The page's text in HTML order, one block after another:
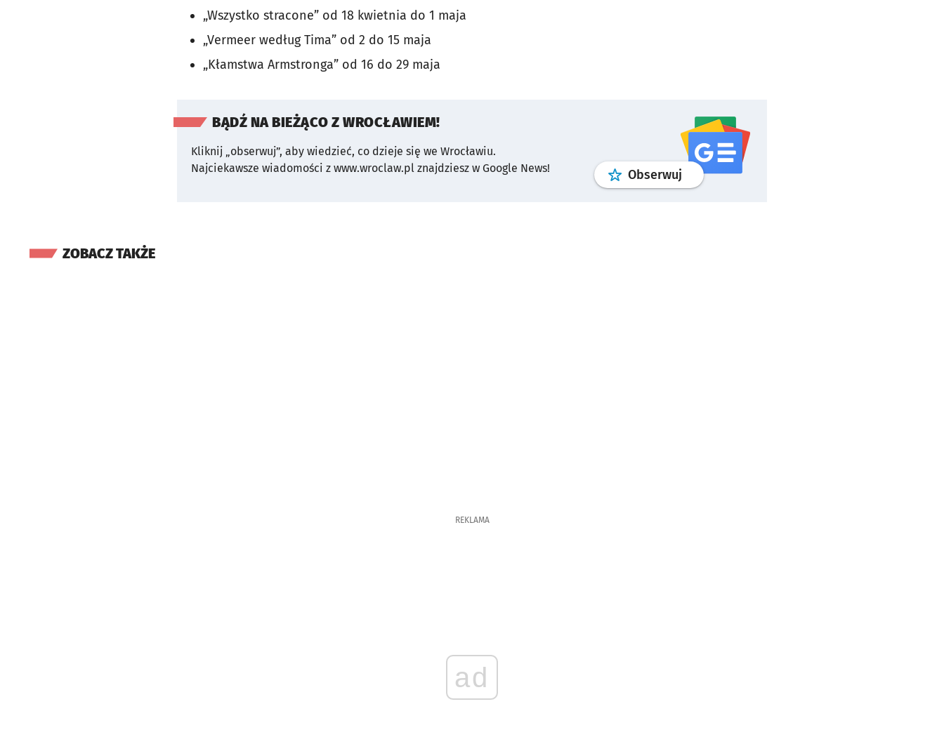
„Wszystko stracone” od 18 kwietnia do 1 maja
„Vermeer według Tima” od 2 do 15 maja
„Kłamstwa Armstronga” od 16 do 29 maja
BĄDŹ NA BIEŻĄCO Z WROCŁAWIEM!
Kliknij „obserwuj”, aby wiedzieć, co dzieje się we Wrocławiu.
Najciekawsze wiadomości z www.wroclaw.pl znajdziesz w Google News!
Obserwuj profilgoogle news
ZOBACZ TAKŻE
REKLAMA
ad